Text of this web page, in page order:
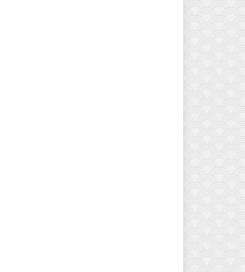
EVINIZIN ATMOSFERINI
MODELLERI VE DEKORASYON